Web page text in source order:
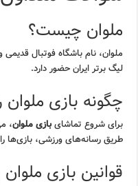
ملوان چیست؟
ملوان، نام باشگاه فوتبال
لیگ برتر ایران حضور دارد.
چگونه بازی
برای شروع تماشایبازی ملوان،
طریق رسانه‌های ورزشی، بازی‌ها
قوانین بازی